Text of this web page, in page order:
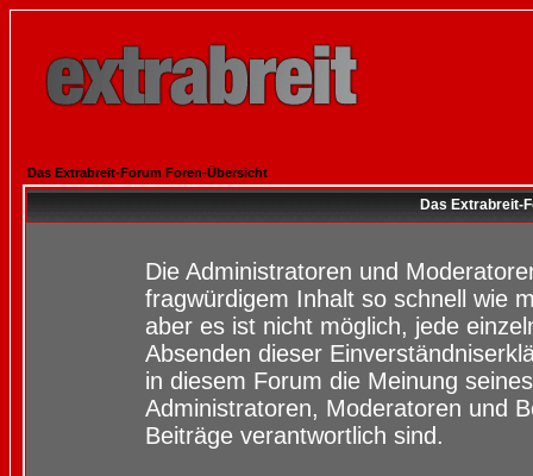
Das Extrabreit-Forum Foren-Übersicht
Das Extrabreit-
Die Administratoren und
fragwürdigem Inhalt so schnell wie
aber es ist nicht möglich, jede
Absenden dieser
in diesem Forum die Meinung
Administratoren, Moderatoren und
Beiträge verantwortlich sind.